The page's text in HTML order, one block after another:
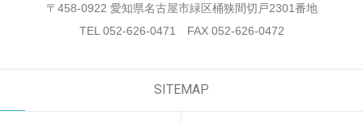
〒458-0922 愛知県名古屋市緑区桶狭間切戸2301番地
TEL 052-626-0471 FAX 052-626-0472
SITEMAP